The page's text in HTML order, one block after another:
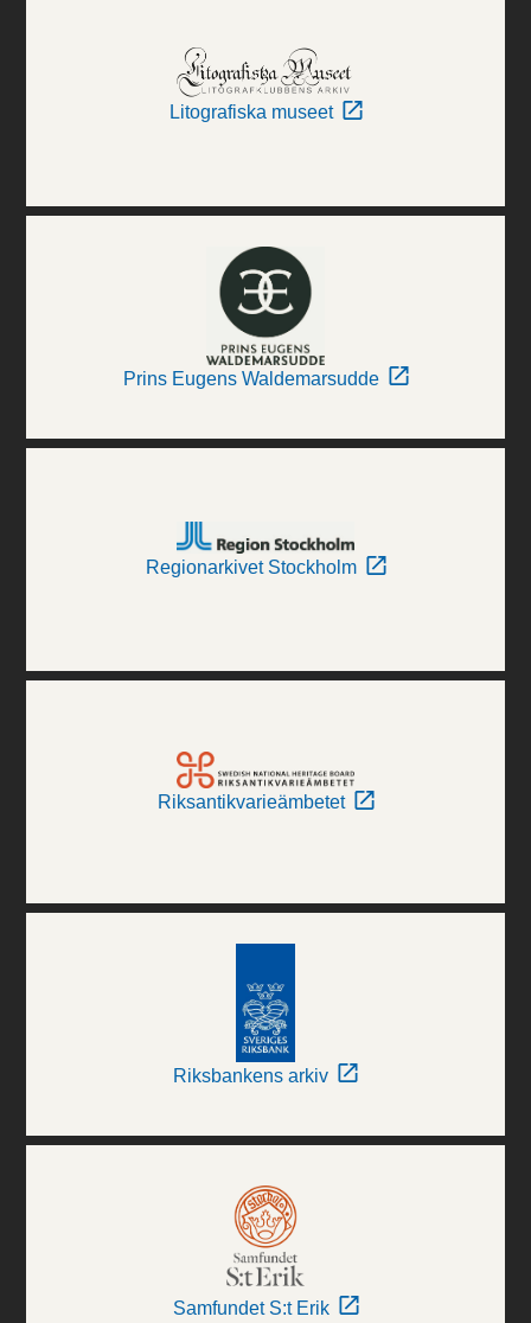
Litografiska museet
Prins Eugens Waldemarsudde
Regionarkivet Stockholm
Riksantikvarieämbetet
Riksbankens arkiv
Samfundet S:t Erik